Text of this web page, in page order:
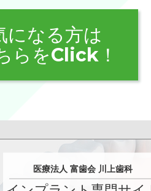
になる方は
らをClick！
医療法人 富歯会 川上歯科